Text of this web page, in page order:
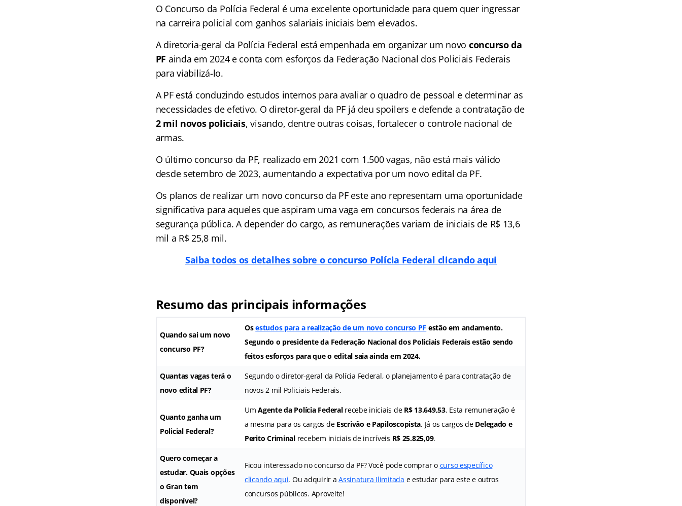
O Concurso da Polícia Federal é uma excelente oportunidade para quem quer ingressar
na carreira policial com ganhos salariais iniciais bem elevados.
A diretoria-geral da Polícia Federal está empenhada em organizar um novo concurso da
PF ainda em 2024 e conta com esforços da Federação Nacional dos Policiais Federais
para viabilizá-lo.
A PF está conduzindo estudos internos para avaliar o quadro de pessoal e determinar as
necessidades de efetivo. O diretor-geral da PF já deu spoilers e defende a contratação de
2 mil novos policiais, visando, dentre outras coisas, fortalecer o controle nacional de
armas.
O último concurso da PF, realizado em 2021 com 1.500 vagas, não está mais válido
desde setembro de 2023, aumentando a expectativa por um novo edital da PF.
Os planos de realizar um novo concurso da PF este ano representam uma oportunidade
significativa para aqueles que aspiram uma vaga em concursos federais na área de
segurança pública. A depender do cargo, as remunerações variam de iniciais de R$ 13,6
mil a R$ 25,8 mil.
Saiba todos os detalhes sobre o concurso Polícia Federal clicando aqui
Resumo das principais informações
Quando sai um novo
concurso PF?
Osestudos para a realização de um novo concurso PF estão em andamento.
Segundo o presidente da Federação Nacional dos Policiais Federais estão sendo
feitos esforços para que o edital saia ainda em 2024.
Quantas vagas terá o
novo edital PF?
Segundo o diretor-geral da Polícia Federal, o planejamento é para contratação de
novos 2 mil Policiais Federais.
Quanto ganha um
Policial Federal?
UmAgente da Polícia Federalrecebe iniciais de R$ 13.649,53. Esta remuneração é
a mesma para os cargos de Escrivão e Papiloscopista. Já os cargos de Delegado e
Perito Criminalrecebem iniciais de incríveis R$ 25.825,09.
Quero começar a
estudar. Quais opções
o Gran tem
disponível?
Ficou interessado no concurso da PF? Você pode comprar o curso específico
clicando aqui. Ou adquirir aAssinatura Ilimitada e estudar para este e outros
concursos públicos. Aproveite!